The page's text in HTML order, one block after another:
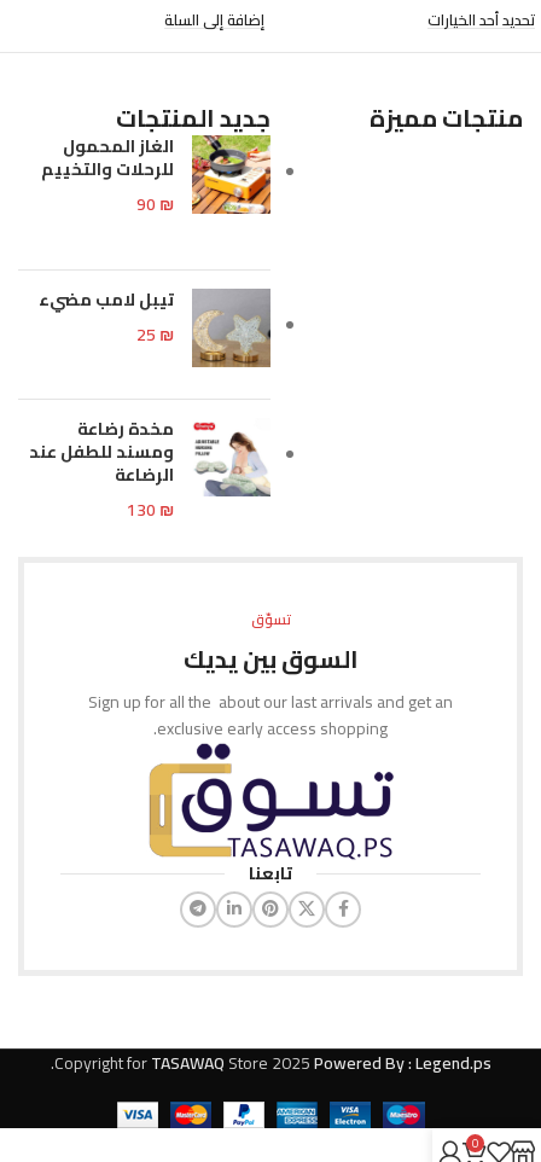
تحديد أحد الخيارات إضافة إلى السلة
منتجات مميزة جديد المنتجات
الغاز المحمول
للرحلات والتخييم
90₪
تيبل لامب مضيء
25₪
مخدة رضاعة
ومسند للطفل عند
الرضاعة
130₪
تسوّق
السوق بين يديك
Sign up for all the about our last arrivals and get an
exclusive early access shopping.
تابعنا
Copyright forTASAWAQStore2025Powered By : Legend.ps
.
0